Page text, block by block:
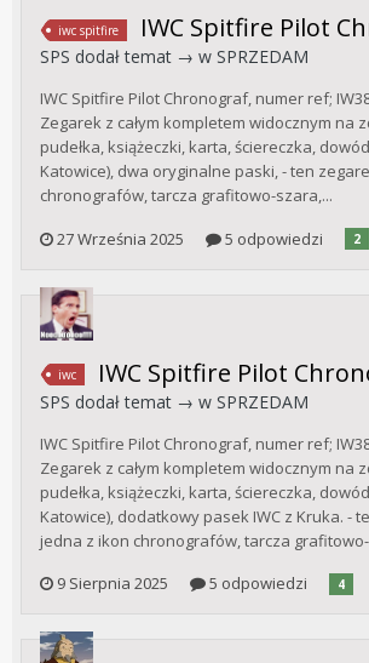
iwc spitfire IWC Spitfire Pilot
SPS dodał temat → w SPRZEDAM
IWC Spitfire Pilot Chronograf, numer ref;
Zegarek z całym kompletem widocznym na
pudełka, książeczki, karta, ściereczka,
Katowice), dwa oryginalne paski, - ten
chronografów, tarcza grafitowo-szara,...
27 Września 2025
5 odpowiedzi 2
iwc IWC Spitfire Pilot
SPS dodał temat → w SPRZEDAM
IWC Spitfire Pilot Chronograf, numer ref;
Zegarek z całym kompletem widocznym na
pudełka, książeczki, karta, ściereczka,
Katowice), dodatkowy pasek IWC z Kruka. -
jedna z ikon chronografów, tarcza
9 Sierpnia 2025
5 odpowiedzi 4